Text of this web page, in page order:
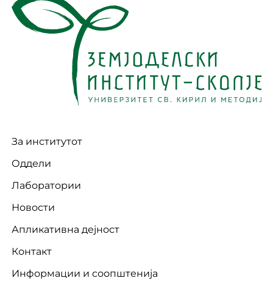
За институтот
Оддели
Лаборатории
Новости
Апликативна дејност
Контакт
Информации и соопштенија